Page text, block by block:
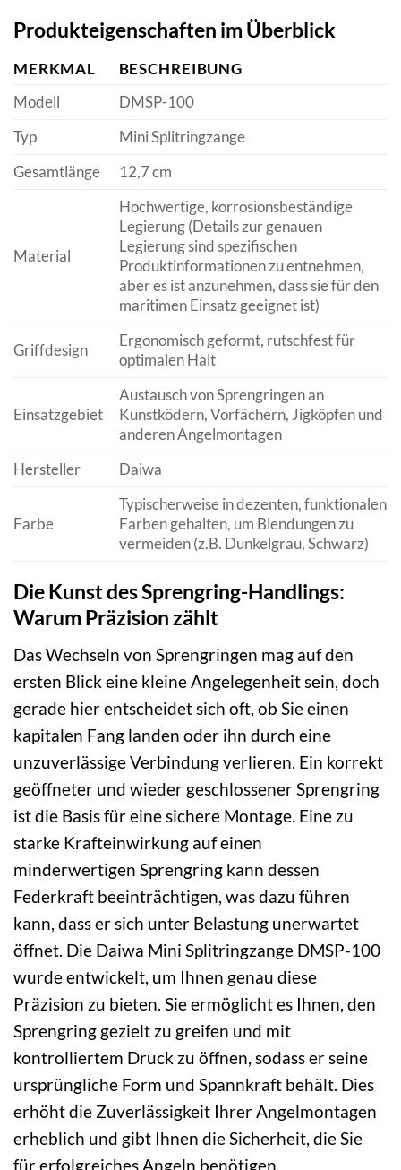
Produkteigenschaften im Überblick
MERKMAL
BESCHREIBUNG
Modell
DMSP-100
Typ
Mini Splitringzange
Gesamtlänge
12,7 cm
Material
Hochwertige, korrosionsbeständige
Legierung (Details zur genauen
Legierung sind spezifischen
Produktinformationen zu entnehmen,
aber es ist anzunehmen, dass sie für den
maritimen Einsatz geeignet ist)
Griffdesign
Ergonomisch geformt, rutschfest für
optimalen Halt
Einsatzgebiet
Austausch von Sprengringen an
Kunstködern, Vorfächern, Jigköpfen und
anderen Angelmontagen
Hersteller
Daiwa
Farbe
Typischerweise in dezenten, funktionalen
Farben gehalten, um Blendungen zu
vermeiden (z.B. Dunkelgrau, Schwarz)
Die Kunst des Sprengring-Handlings:
Warum Präzision zählt
Das Wechseln von Sprengringen mag auf den
ersten Blick eine kleine Angelegenheit sein, doch
gerade hier entscheidet sich oft, ob Sie einen
kapitalen Fang landen oder ihn durch eine
unzuverlässige Verbindung verlieren. Ein korrekt
geöffneter und wieder geschlossener Sprengring
ist die Basis für eine sichere Montage. Eine zu
starke Krafteinwirkung auf einen
minderwertigen Sprengring kann dessen
Federkraft beeinträchtigen, was dazu führen
kann, dass er sich unter Belastung unerwartet
öffnet. Die Daiwa Mini Splitringzange DMSP-100
wurde entwickelt, um Ihnen genau diese
Präzision zu bieten. Sie ermöglicht es Ihnen, den
Sprengring gezielt zu greifen und mit
kontrolliertem Druck zu öffnen, sodass er seine
ursprüngliche Form und Spannkraft behält. Dies
erhöht die Zuverlässigkeit Ihrer Angelmontagen
erheblich und gibt Ihnen die Sicherheit, die Sie
für erfolgreiches Angeln benötigen.